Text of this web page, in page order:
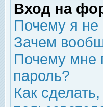
Вход на
Почему я не
Зачем
Почему мне
пароль?
Как